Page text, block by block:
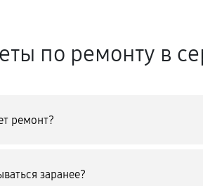
по ремонту в
ремонт?
заранее?